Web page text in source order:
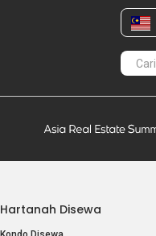
Hartanah Disewa